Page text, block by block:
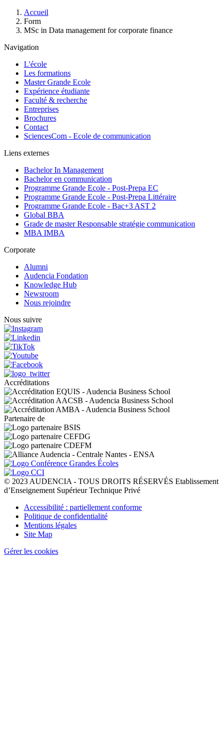
d'Ariane
Accueil
Form
MSc in Data management for corporate finance
Navigation
L'école
Les formations
Master Grande Ecole
Expérience étudiante
Faculté & recherche
Entreprises
Brochures
Contact
SciencesCom - Ecole de communication
Liens externes
Bachelor In Management
Bachelor en communication
Programme Grande Ecole - Post-Prepa EC
Programme Grande Ecole - Post-Prepa Littéraire
Programme Grande Ecole - Bac+3 AST 2
Global BBA
Grade de master Responsable stratégie communication
MBA IMBA
Corporate
Alumni
Audencia Fondation
Knowledge Hub
Newsroom
Nous rejoindre
Nous suivre
Accréditations
Partenaire de
© 2023 AUDENCIA - TOUS DROITS RÉSERVÉS Etablissement
d’Enseignement Supérieur Technique Privé
Pied
page
Accessibilité : partiellement conforme
Politique de confidentialité
Mentions légales
Site Map
Gérer les cookies